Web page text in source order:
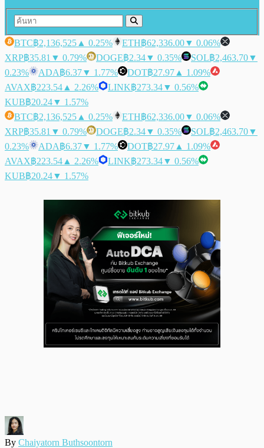
BTC฿2,136,525 ▲ 0.25% ETH฿62,336.00▼ 0.06%
XRP฿35.81 ▼ 0.79% DOGE฿2.34▼ 0.35% SOL฿2,463.70▼
0.23%
ADA฿6.37▼ 1.77% DOT฿27.97 ▲ 1.09%
AVAX฿223.54 ▲ 2.26% LINK฿273.34▼ 0.56%
KUB฿20.24▼ 1.57%
BTC฿2,136,525 ▲ 0.25% ETH฿62,336.00▼ 0.06%
XRP฿35.81 ▼ 0.79% DOGE฿2.34▼ 0.35% SOL฿2,463.70▼
0.23%
ADA฿6.37▼ 1.77% DOT฿27.97 ▲ 1.09%
AVAX฿223.54 ▲ 2.26% LINK฿273.34▼ 0.56%
KUB฿20.24▼ 1.57%
By Chaiyatorn Buthsoontorn